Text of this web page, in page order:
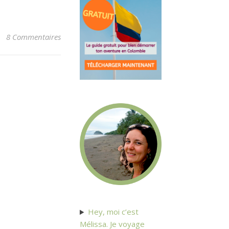
8 Commentaires
Hey, moi c’est
Mélissa. Je voyage